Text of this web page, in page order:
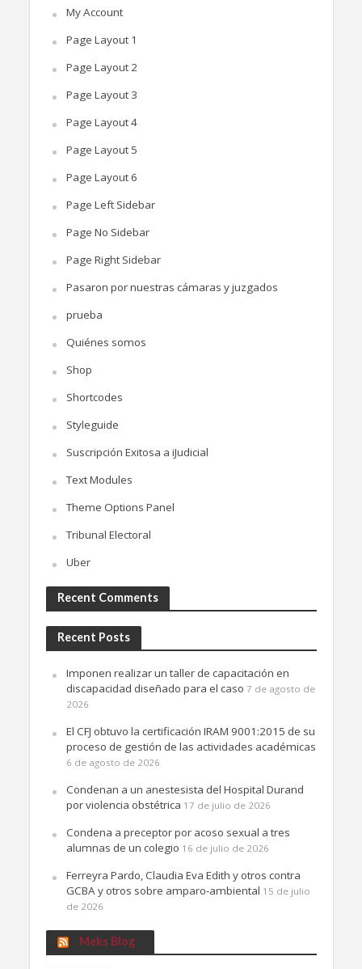
My Account
Page Layout 1
Page Layout 2
Page Layout 3
Page Layout 4
Page Layout 5
Page Layout 6
Page Left Sidebar
Page No Sidebar
Page Right Sidebar
Pasaron por nuestras cámaras y juzgados
prueba
Quiénes somos
Shop
Shortcodes
Styleguide
Suscripción Exitosa a iJudicial
Text Modules
Theme Options Panel
Tribunal Electoral
Uber
Recent Comments
Recent Posts
Imponen realizar un taller de capacitación en
discapacidad diseñado para el caso 7 de agosto de
2026
El CFJ obtuvo la certificación IRAM 9001:2015 de su
proceso de gestión de las actividades académicas
6 de agosto de 2026
Condenan a un anestesista del Hospital Durand
por violencia obstétrica 17 de julio de 2026
Condena a preceptor por acoso sexual a tres
alumnas de un colegio 16 de julio de 2026
Ferreyra Pardo, Claudia Eva Edith y otros contra
GCBA y otros sobre amparo-ambiental 15 de julio
de 2026
Meks Blog